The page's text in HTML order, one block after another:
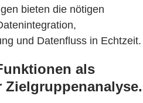
bieten die nötigen
und Datenfluss in Echtzeit.
als